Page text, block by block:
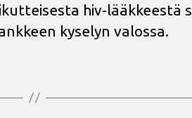
hiv-lääkkeestä
kyselyn valossa.